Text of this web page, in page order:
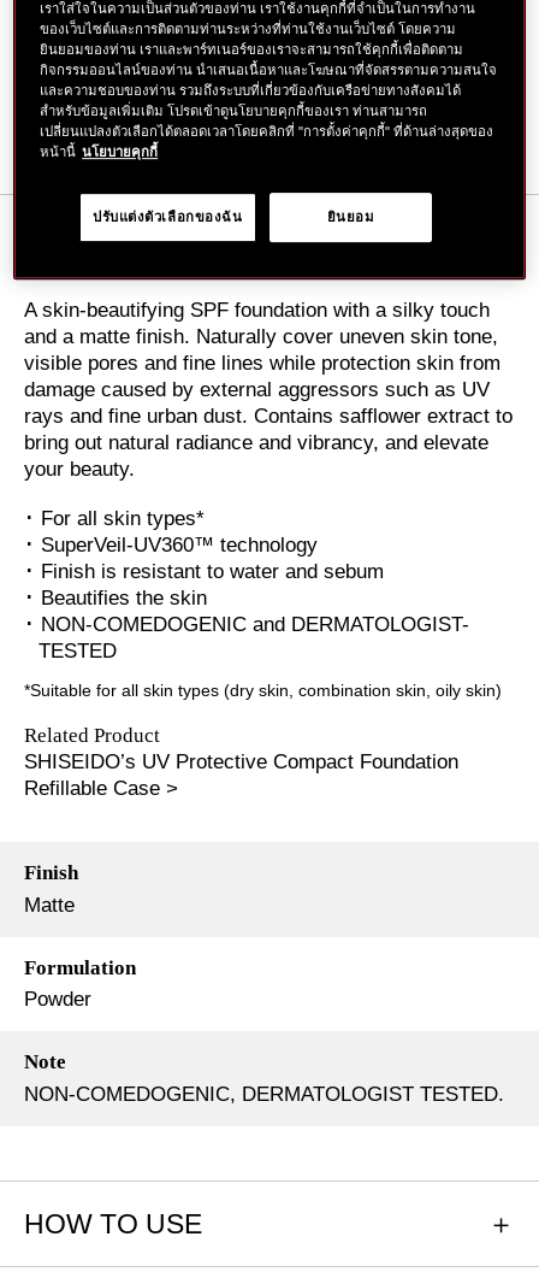
ตัว
เลือก
การ
ใส่
สินค้า
ตะกร้า
สินค้า
จำนวน ADD TO CART
ค้นหาสาขาใกล้ตัวคุณ
DETAILS
A skin-beautifying SPF foundation with a silky touch
and a matte finish. Naturally cover uneven skin tone,
visible pores and fine lines while protection skin from
damage caused by external aggressors such as UV
rays and fine urban dust. Contains safflower extract to
bring out natural radiance and vibrancy, and elevate
your beauty.
･ For all skin types*
･ SuperVeil-UV360™ technology
･ Finish is resistant to water and sebum
･ Beautifies the skin
･ NON-COMEDOGENIC and DERMATOLOGIST-
TESTED
*Suitable for all skin types (dry skin, combination skin, oily skin)
Related Product
SHISEIDO’s UV Protective Compact Foundation
Refillable Case >
Finish
Matte
Formulation
Powder
Note
NON-COMEDOGENIC, DERMATOLOGIST TESTED.
HOW TO USE
เราใส่ใจในความเป็นส่วนตัวของท่าน เราใช้งานคุกกี้ที่จำเป็นในการทำงาน
ของเว็บไซต์และการติดตามท่านระหว่างที่ท่านใช้งานเว็บไซต์ โดยความ
ยินยอมของท่าน เราและพาร์ทเนอร์ของเราจะสามารถใช้คุกกี้เพื่อติดตาม
กิจกรรมออนไลน์ของท่าน นำเสนอเนื้อหาและโฆษณาที่จัดสรรตามความสนใจ
และความชอบของท่าน รวมถึงระบบที่เกี่ยวข้องกับเครือข่ายทางสังคมได้
สำหรับข้อมูลเพิ่มเติม โปรดเข้าดูนโยบายคุกกี้ของเรา ท่านสามารถ
เปลี่ยนแปลงตัวเลือกได้ตลอดเวลาโดยคลิกที่ "การตั้งค่าคุกกี้" ที่ด้านล่างสุดของ
หน้านี้ นโยบายคุกกี้
ยินยอม
ปรับแต่งตัวเลือกของฉัน